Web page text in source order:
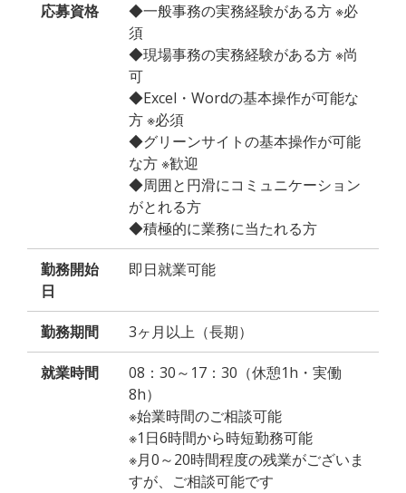
応募資格
◆一般事務の実務経験がある方 ※必
須
◆現場事務の実務経験がある方 ※尚
可
◆Excel・Wordの基本操作が可能な
方 ※必須
◆グリーンサイトの基本操作が可能
な方 ※歓迎
◆周囲と円滑にコミュニケーション
がとれる方
◆積極的に業務に当たれる方
勤務開始
日
即日就業可能
勤務期間 3ヶ月以上（長期）
就業時間
08：30～17：30（休憩1h・実働
8h）
※始業時間のご相談可能
※1日6時間から時短勤務可能
※月0～20時間程度の残業がございま
すが、ご相談可能です